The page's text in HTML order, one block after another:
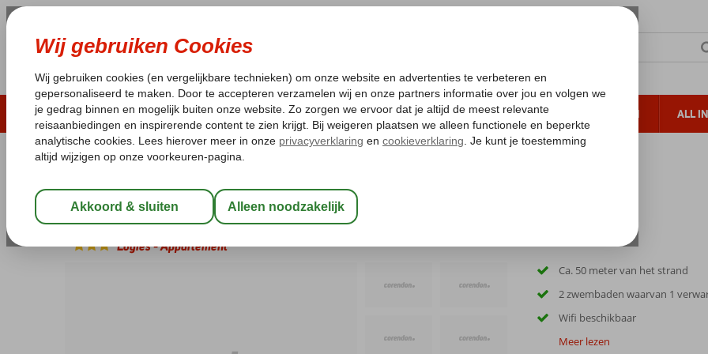
ZOMER 2026 LAST MINUTES WINTERZON ZONVAKANTIES VERRE REIZEN ALL
Laagsteprijsgarantie* Geen fueltoeslag Gratis annuleren*
Home
Spanje Canarische Eilanden Tenerife Costa Adeje Altamira Appartementen
Altamira Appartementen
Logies-Appartement
Ca. 50 meter van het strand
2 zwembaden waarvan 1
Wifi beschikbaar
Meer lezen